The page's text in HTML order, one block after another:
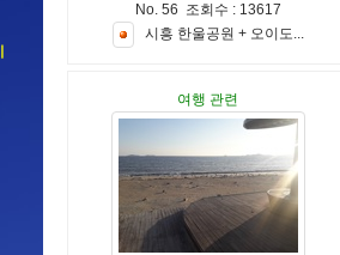
No. 56 조회수 : 13617
시 흥 한울공원 + 오이 도...
여행 관련